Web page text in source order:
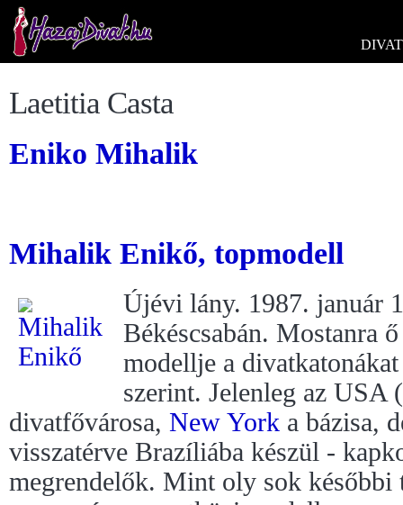
DIVAT
Laetitia Casta
Eniko Mihalik
Mihalik Enikő, topmodell
Újévi lány. 1987. január
Békéscsabán. Mostanra
modellje a
szerint. Jelenleg az USA
divatfővárosa, New York a bázisa,
visszatérve Brazíliába készül -
megrendelők. Mint oly sok későbbi